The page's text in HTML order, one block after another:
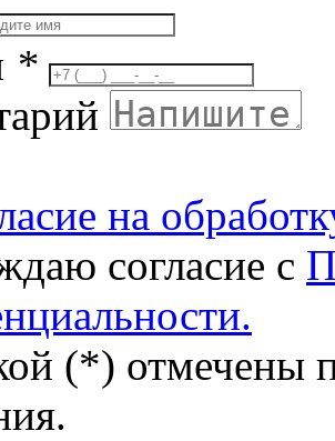
*
на
согласие с
(*) отмечены